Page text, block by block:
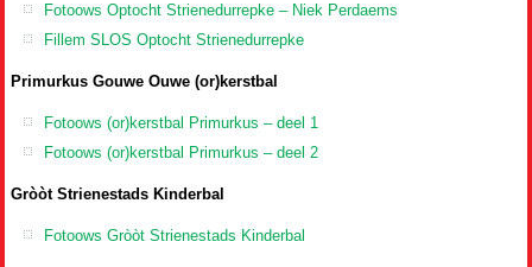
Fotoows Optocht Strienedurrepke – Niek Perdaems
Fillem SLOS Optocht Strienedurrepke
Primurkus Gouwe Ouwe (or)kerstbal
Fotoows (or)kerstbal Primurkus – deel 1
Fotoows (or)kerstbal Primurkus – deel 2
Gròòt Strienestads Kinderbal
Fotoows Gròòt Strienestads Kinderbal